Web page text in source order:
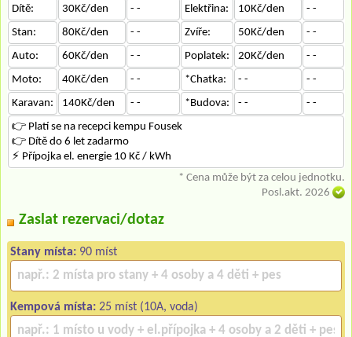
Dítě:
30Kč/den - - Elektřina: 10Kč/den
- -
Stan:
80Kč/den - - Zvíře: 50Kč/den
- -
Auto:
60Kč/den - - Poplatek: 20Kč/den
- -
Moto:
40Kč/den - - *Chatka: - -
- -
Karavan:
140Kč/den - - *Budova: - -
- -
👉 Platí se na recepci kempu Fousek
👉 Dítě do 6 let zadarmo
⚡ Přípojka el. energie 10 Kč / kWh
* Cena může být za celou jednotku.
Posl.akt. 2026
Zaslat rezervaci/dotaz
Stany místa: 90 míst
Kempová místa: 25 míst (10A, voda)